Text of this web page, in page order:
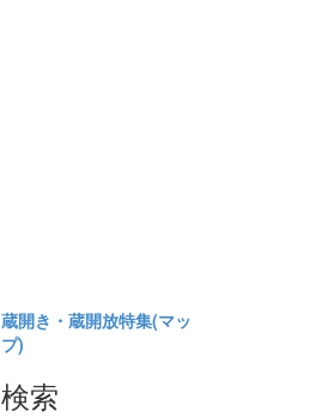
蔵開き・蔵開放特集(マッ
プ)
検索